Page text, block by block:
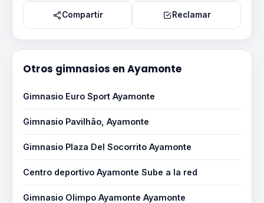
Compartir Reclamar
Otros gimnasios en Ayamonte
Gimnasio Euro Sport Ayamonte
Gimnasio Pavilhão, Ayamonte
Gimnasio Plaza Del Socorrito Ayamonte
Centro deportivo Ayamonte Sube a la red
Gimnasio Olimpo Ayamonte Ayamonte